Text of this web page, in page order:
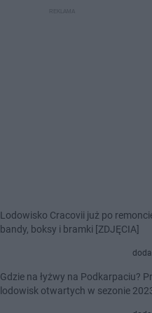
Lodowisko Cracovii już po
bandy, boksy i bramki [ZDJĘCIA]
Gdzie na łyżwy na Podkarpaciu?
lodowisk otwartych w sezonie